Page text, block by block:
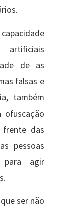
de as
falsas e
também
frente das
pessoas
para agir
ser não